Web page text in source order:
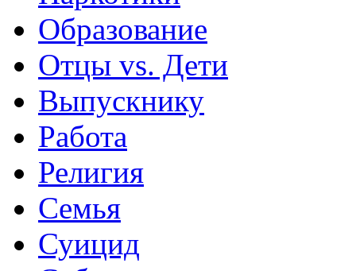
Образование
Отцы vs. Дети
Выпускнику
Работа
Религия
Семья
Суицид